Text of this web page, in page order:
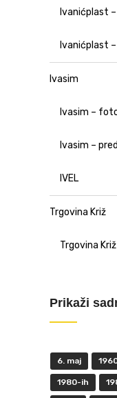
Ivanićplast
Ivanićplast
Ivasim
Ivasim –
Ivasim –
IVEL
Trgovina Križ
Trgovina
Prikaži
6. maj
1980-ih